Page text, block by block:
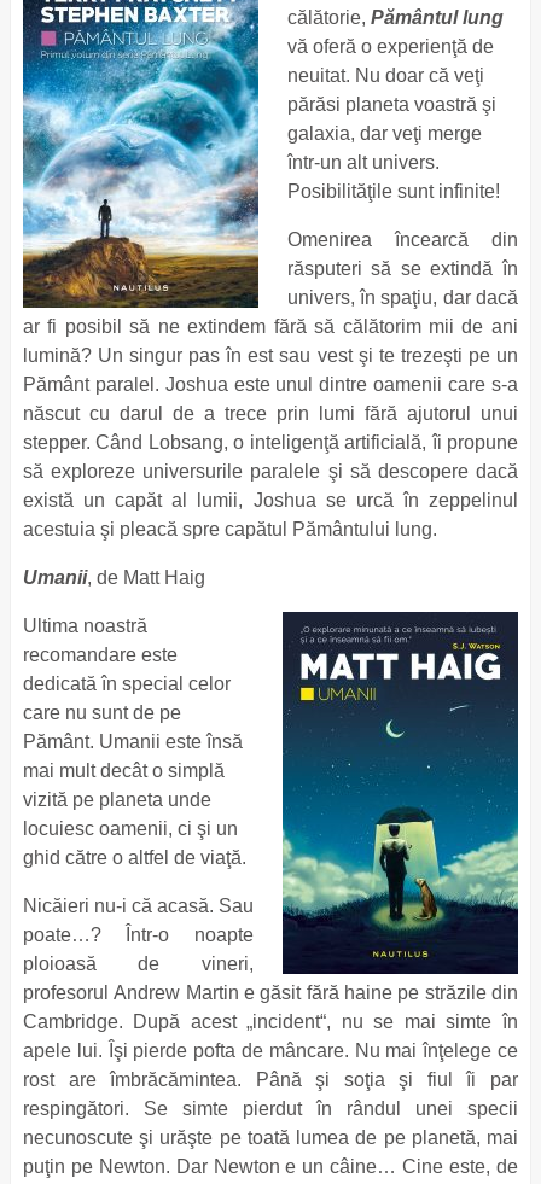
călătorie, Pământul lung
vă oferă o experienţă de
neuitat. Nu doar că veţi
părăsi planeta voastră şi
galaxia, dar veţi merge
într-un alt univers.
Posibilităţile sunt infinite!
Omenirea încearcă din
răsputeri să se extindă în
univers, în spaţiu, dar dacă
ar fi posibil să ne extindem fără să călătorim mii de ani
lumină? Un singur pas în est sau vest şi te trezeşti pe un
Pământ paralel. Joshua este unul dintre oamenii care s-a
născut cu darul de a trece prin lumi fără ajutorul unui
stepper. Când Lobsang, o inteligenţă artificială, îi propune
să exploreze universurile paralele şi să descopere dacă
există un capăt al lumii, Joshua se urcă în zeppelinul
acestuia şi pleacă spre capătul Pământului lung.
Umanii, de Matt Haig
Ultima noastră
recomandare este
dedicată în special celor
care nu sunt de pe
Pământ. Umanii este însă
mai mult decât o simplă
vizită pe planeta unde
locuiesc oamenii, ci şi un
ghid către o altfel de viaţă.
Nicăieri nu-i că acasă. Sau
poate…? Într-o noapte
ploioasă de vineri,
profesorul Andrew Martin e găsit fără haine pe străzile din
Cambridge. După acest „incident“, nu se mai simte în
apele lui. Îşi pierde pofta de mâncare. Nu mai înţelege ce
rost are îmbrăcămintea. Până şi soţia şi fiul îi par
respingători. Se simte pierdut în rândul unei specii
necunoscute şi urăşte pe toată lumea de pe planetă, mai
puţin pe Newton. Dar Newton e un câine… Cine este, de